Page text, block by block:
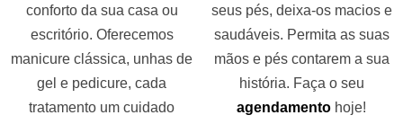
conforto da sua casa ou
escritório. Oferecemos
manicure clássica, unhas de
gel e pedicure, cada
tratamento um cuidado
seus pés, deixa-os macios e
saudáveis. Permita as suas
mãos e pés contarem a sua
história. Faça o seu
agendamento hoje!